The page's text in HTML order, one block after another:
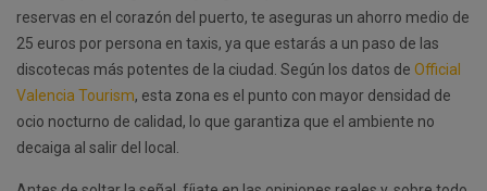
reservas en el corazón del puerto, te aseguras un ahorro medio de
25 euros por persona en taxis, ya que estarás a un paso de las
discotecas más potentes de la ciudad. Según los datos de Official
Valencia Tourism, esta zona es el punto con mayor densidad de
ocio nocturno de calidad, lo que garantiza que el ambiente no
decaiga al salir del local.